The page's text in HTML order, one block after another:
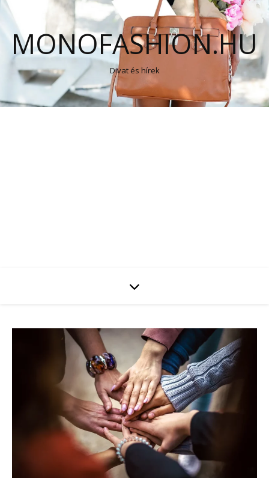
MONOFASHION.HU
Divat és hírek